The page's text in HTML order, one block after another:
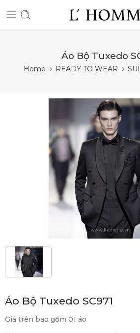
Áo Bộ Tuxedo
Home READY TO WEAR
Áo Bộ Tuxedo SC971
Giá trên bao gồm 01 áo